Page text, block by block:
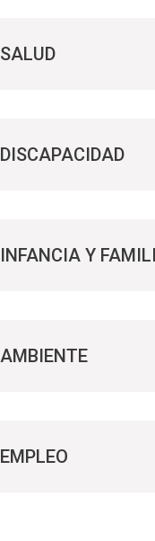
SALUD
DISCAPACIDAD
INFANCIA Y
AMBIENTE
EMPLEO